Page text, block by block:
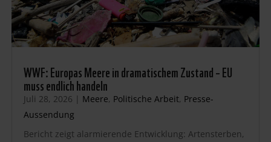
WWF: Europas Meere in dramatischem Zustand – EU
muss endlich handeln
Juli 28, 2026 | Meere, Politische Arbeit, Presse-
Aussendung
Bericht zeigt alarmierende Entwicklung: Artensterben,